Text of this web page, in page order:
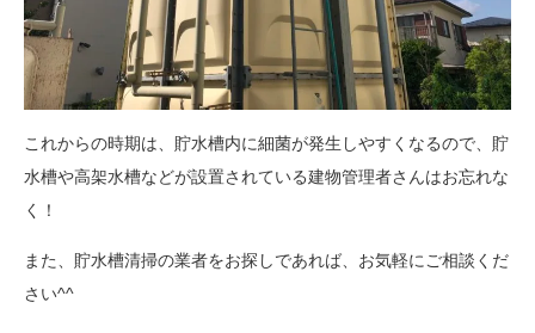
これからの時期は、貯水槽内に細菌が発生しやすくなるので、貯
水槽や高架水槽などが設置されている建物管理者さんはお忘れな
く！
また、貯水槽清掃の業者をお探しであれば、お気軽にご相談くだ
さい^^